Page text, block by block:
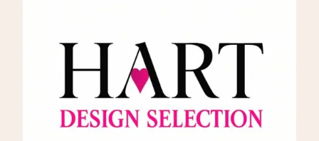
PLUS
GRANDES
MARQUES